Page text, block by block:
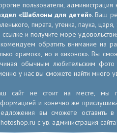
пользователи,
«Шаблоны для детей». Ваш
пирата, утенка, паука,
ссылке и получите море
обратить внимание на
«рамок», но и «иконок». Вы
обычным любительским
у нас вы сможете найти много
сайт не стоит на месте, мы
и конечно же
вы сможете оставить
с ув. администрация